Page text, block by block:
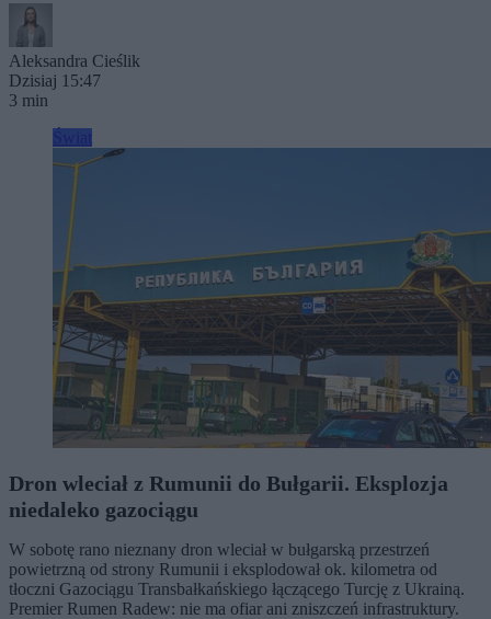
Aleksandra Cieślik
Dzisiaj 15:47
3 min
Dron wleciał z Rumunii do Bułgarii. Eksplozja
niedaleko gazociągu
W sobotę rano nieznany dron wleciał w bułgarską przestrzeń
powietrzną od strony Rumunii i eksplodował ok. kilometra od
tłoczni Gazociągu Transbałkańskiego łączącego Turcję z Ukrainą.
Premier Rumen Radew: nie ma ofiar ani zniszczeń infrastruktury.